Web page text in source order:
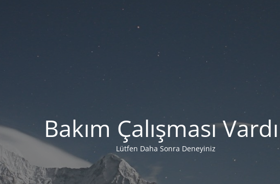
Bakım Çalışması
Lütfen Daha Sonra Deneyiniz